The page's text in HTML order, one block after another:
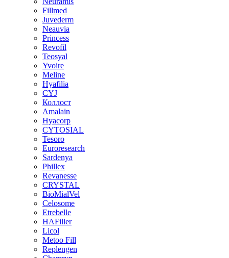
Fillmed
Juvederm
Neauvia
Princess
Revofil
Teosyal
Yvoire
Meline
Hyafilia
CYJ
Коллост
Amalain
Hyacorp
CYTOSIAL
Tesoro
Euroresearch
Sardenya
Phillex
Revanesse
CRYSTAL
BioMialVel
Celosome
Etrebelle
HAFiller
Licol
Metoo Fill
Replengen